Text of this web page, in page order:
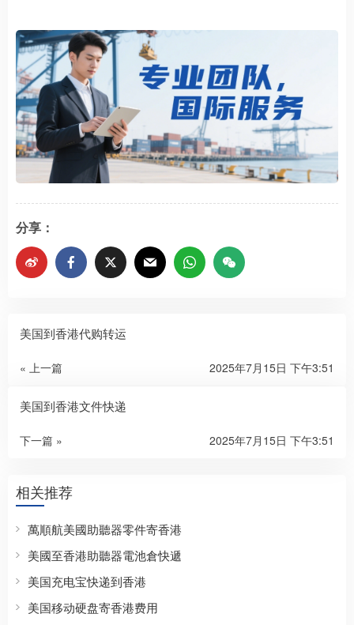
分享：
美国到香港代购转运
« 上一篇 2025年7月15日 下午3:51
美国到香港文件快递
下一篇 » 2025年7月15日 下午3:51
相关推荐
萬順航美國助聽器零件寄香港
美國至香港助聽器電池倉快遞
美国充电宝快递到香港
美国移动硬盘寄香港费用